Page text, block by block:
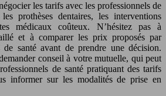
les tarifs avec les professionnels de
prothèses dentaires, les interventions
médicaux coûteux. N’hésitez pas à
et à comparer les prix proposés par
de santé avant de prendre une décision.
conseil à votre mutuelle, qui peut
de santé pratiquant des tarifs
informer sur les modalités de prise en